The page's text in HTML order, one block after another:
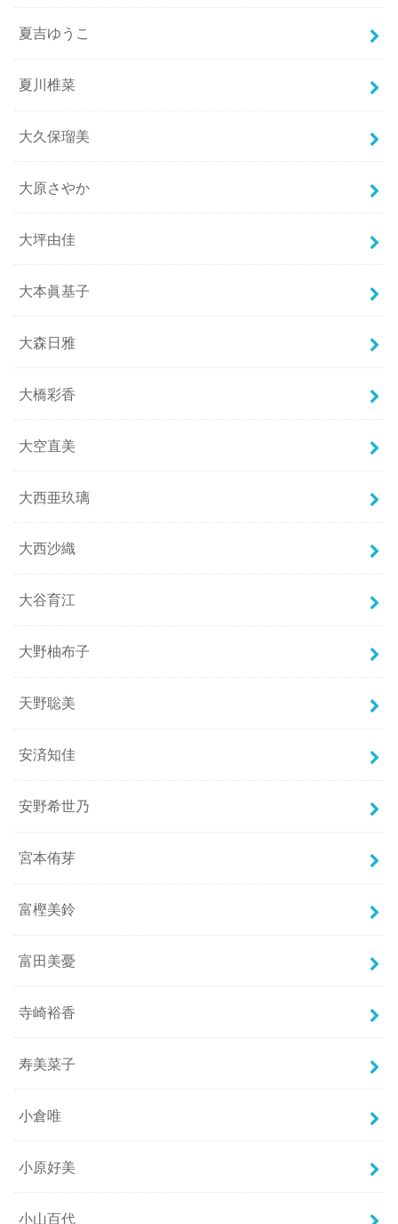
夏吉ゆうこ
夏川椎菜
大久保瑠美
大原さやか
大坪由佳
大本眞基子
大森日雅
大橋彩香
大空直美
大西亜玖璃
大西沙織
大谷育江
大野柚布子
天野聡美
安済知佳
安野希世乃
宮本侑芽
富樫美鈴
富田美憂
寺崎裕香
寿美菜子
小倉唯
小原好美
小山百代